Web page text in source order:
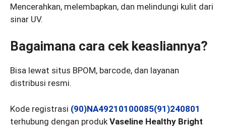
Mencerahkan, melembapkan, dan melindungi kulit dari
sinar UV.
Bagaimana cara cek keasliannya?
Bisa lewat situs BPOM, barcode, dan layanan
distribusi resmi.
Kode registrasi (90)NA49210100085(91)240801
terhubung dengan produk Vaseline Healthy Bright